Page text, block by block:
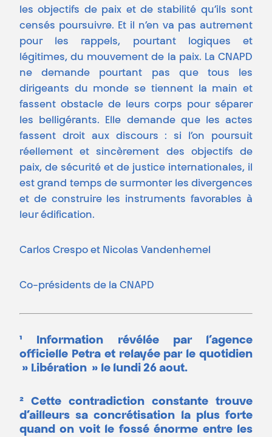
les objectifs de paix et de stabilité qu’ils sont
censés poursuivre. Et il n’en va pas autrement
pour les rappels, pourtant logiques et
légitimes, du mouvement de la paix. La CNAPD
ne demande pourtant pas que tous les
dirigeants du monde se tiennent la main et
fassent obstacle de leurs corps pour séparer
les belligérants. Elle demande que les actes
fassent droit aux discours : si l’on poursuit
réellement et sincèrement des objectifs de
paix, de sécurité et de justice internationales, il
est grand temps de surmonter les divergences
et de construire les instruments favorables à
leur édification.
Carlos Crespo et Nicolas Vandenhemel
Co-présidents de la CNAPD
¹ Information révélée par l’agence
officielle Petra et relayée par le quotidien
» Libération » le lundi 26 aout.
² Cette contradiction constante trouve
d’ailleurs sa concrétisation la plus forte
quand on voit le fossé énorme entre les